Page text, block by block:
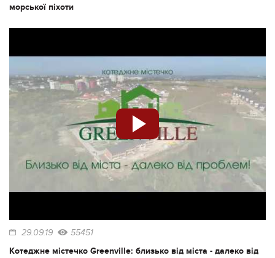
морської піхоти
29.09.19 55451
Котеджне містечко Greenville: близько від міста - далеко від